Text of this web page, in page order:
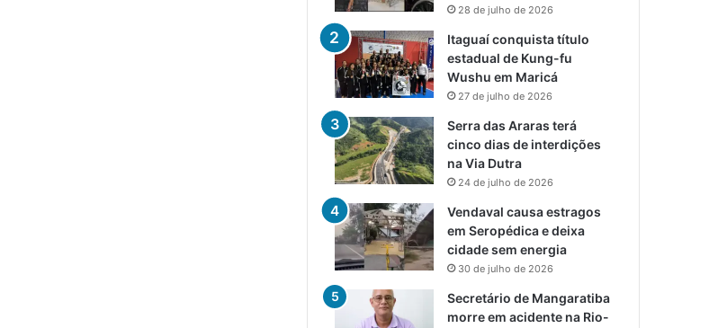
28 de julho de 2026
Itaguaí conquista título
estadual de Kung-fu
Wushu em Maricá
27 de julho de 2026
Serra das Araras terá
cinco dias de interdições
na Via Dutra
24 de julho de 2026
Vendaval causa estragos
em Seropédica e deixa
cidade sem energia
30 de julho de 2026
Secretário de Mangaratiba
morre em acidente na Rio-